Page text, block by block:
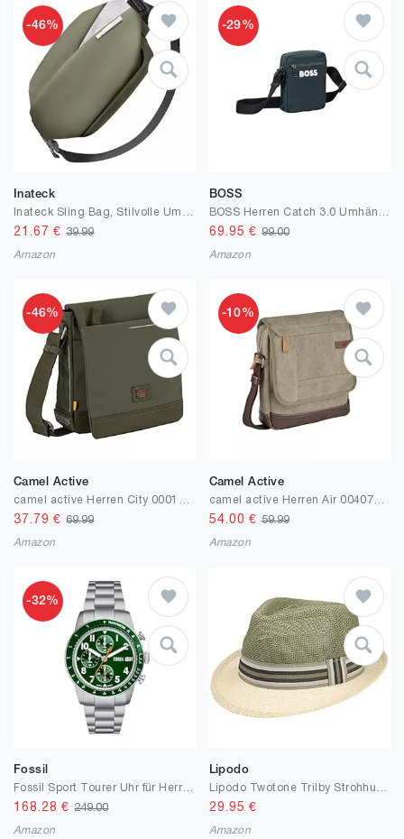
-46%
Inateck
21.67 €39.99
Amazon
-29%
BOSS
69.95 € 99.00
Amazon
-46%
Camel Active
37.79 €69.99
Amazon
-10%
Camel Active
54.00 € 59.99
Amazon
-32%
Fossil
Fossil Sport Tourer Uhr für Herren, Chronographenwerk mit Edelstahl
168.28 €249.00
Amazon
Lipodo
29.95 €
Amazon